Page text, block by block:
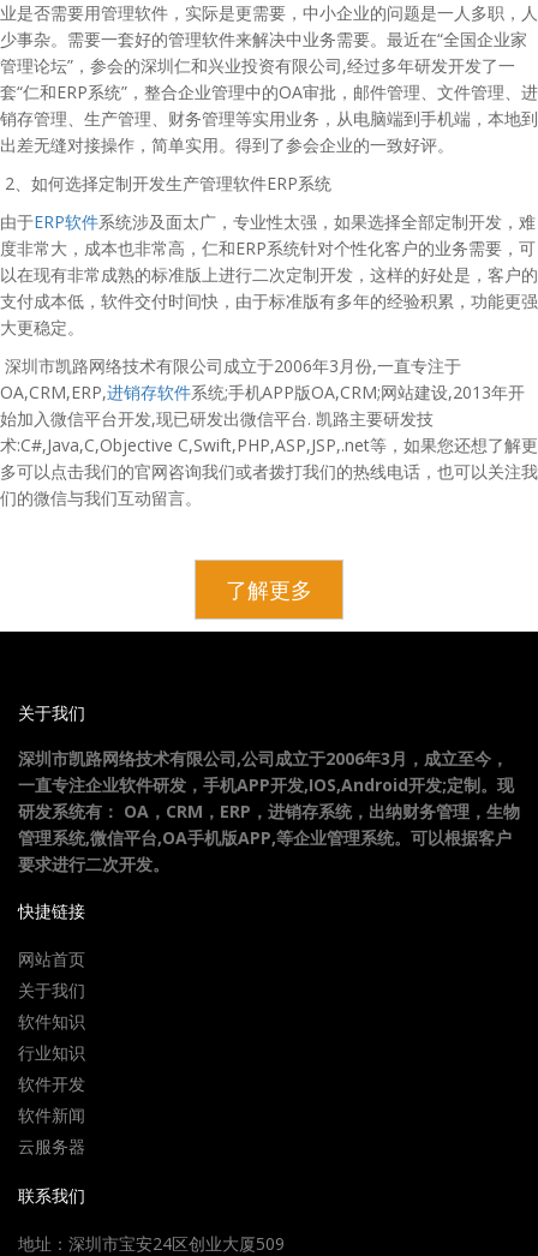
业是否需要用管理软件，实际是更需要，中小企业的问题是一人多职，人
少事杂。需要一套好的管理软件来解决中业务需要。最近在“全国企业家
管理论坛”，参会的深圳仁和兴业投资有限公司,经过多年研发开发了一
套“仁和ERP系统”，整合企业管理中的OA审批，邮件管理、文件管理、进
销存管理、生产管理、财务管理等实用业务，从电脑端到手机端，本地到
出差无缝对接操作，简单实用。得到了参会企业的一致好评。
2、如何选择定制开发生产管理软件ERP系统
由于ERP软件系统涉及面太广，专业性太强，如果选择全部定制开发，难
度非常大，成本也非常高，仁和ERP系统针对个性化客户的业务需要，可
以在现有非常成熟的标准版上进行二次定制开发，这样的好处是，客户的
支付成本低，软件交付时间快，由于标准版有多年的经验积累，功能更强
大更稳定。
深圳市凯路网络技术有限公司成立于2006年3月份,一直专注于
OA,CRM,ERP,进销存软件系统;手机APP版OA,CRM;网站建设,2013年开
始加入微信平台开发,现已研发出微信平台. 凯路主要研发技
术:C#,Java,C,Objective C,Swift,PHP,ASP,JSP,.net等，如果您还想了解更
多可以点击我们的官网咨询我们或者拨打我们的热线电话，也可以关注我
们的微信与我们互动留言。
了解更多
关于我们
深圳市凯路网络技术有限公司,公司成立于2006年3月，成立至今，
一直专注企业软件研发，手机APP开发,IOS,Android开发;定制。现
研发系统有： OA，CRM，ERP，进销存系统，出纳财务管理，生物
管理系统,微信平台,OA手机版APP,等企业管理系统。可以根据客户
要求进行二次开发。
快捷链接
网站首页
关于我们
软件知识
行业知识
软件开发
软件新闻
云服务器
联系我们
地址：深圳市宝安24区创业大厦509